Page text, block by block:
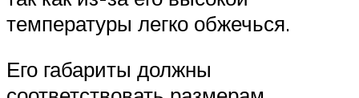
температуры легко обжечься.
Его габариты должны